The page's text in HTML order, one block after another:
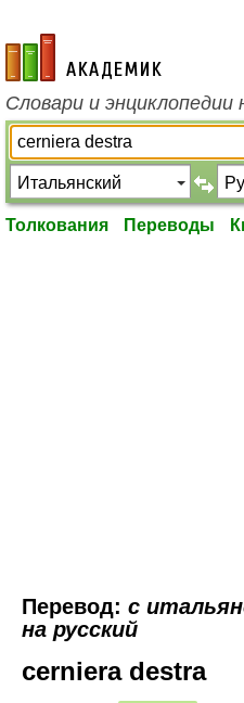
academic.ru
Словари и энциклопедии
Толкования Переводы
Перевод: с
на русский
cerniera destra